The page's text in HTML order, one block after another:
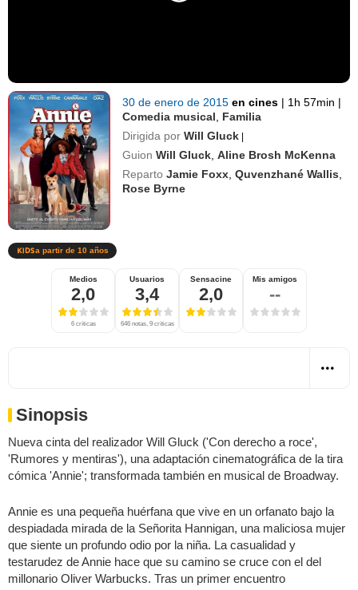
30 de enero de 2015en cines | 1h 57min |
Comedia musical
Familia
Dirigida por Will Gluck |
Guion Will Gluck ,Aline Brosh McKenna
Reparto Jamie Foxx ,Quvenzhané Wallis
Rose Byrne
a partir de 10 años
Medios
2,0
6 críticas
Usuarios
3,4
646 notas, 9 críticas
Sensacine
2,0
Mis amigos
--
Sinopsis
Nueva cinta del realizador Will Gluck ('Con derecho a roce',
'Rumores y mentiras'), una adaptación cinematográfica de la tira
cómica 'Annie'; transformada también en musical de Broadway.
Annie es una pequeña huérfana que vive en un orfanato bajo la
despiadada mirada de la Señorita Hannigan, una maliciosa mujer
que siente un profundo odio por la niña. La casualidad y
testarudez de Annie hace que su camino se cruce con el del
millonario Oliver Warbucks. Tras un primer encuentro